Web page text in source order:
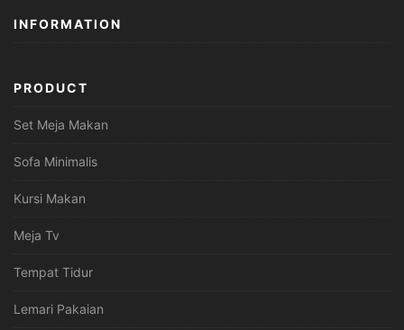
INFORMATION
PRODUCT
Set Meja Makan
Sofa Minimalis
Kursi Makan
Meja Tv
Tempat Tidur
Lemari Pakaian